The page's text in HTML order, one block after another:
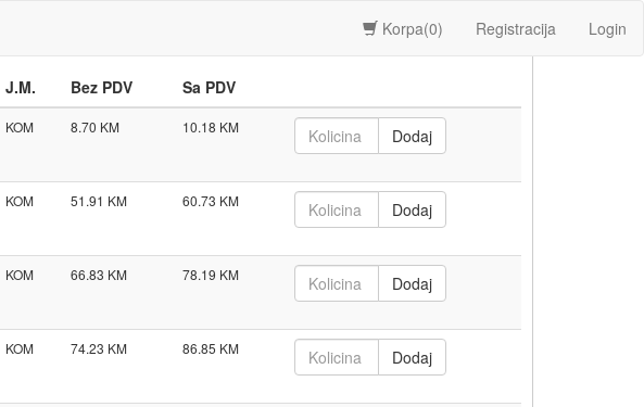
Korpa(0) Registracija Login
J.M. Bez PDV Sa PDV
KOM 8.70 10.18
KOM 51.91 60.73
KOM 66.83 78.19
KOM 74.23 86.85